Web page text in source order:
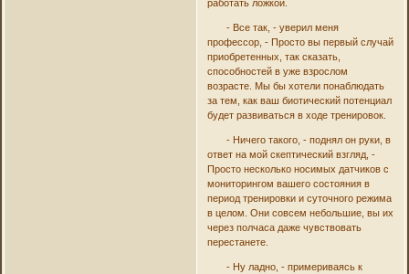
работать ложкой.
- Все так, - уверил меня
профессор, - Просто вы первый случай
приобретенных, так сказать,
способностей в уже взрослом
возрасте. Мы бы хотели понаблюдать
за тем, как ваш биотический потенциал
будет развиваться в ходе тренировок.
- Ничего такого, - поднял он руки, в
ответ на мой скептический взгляд, -
Просто несколько носимых датчиков с
мониторингом вашего состояния в
период тренировки и суточного режима
в целом. Они совсем небольшие, вы их
через полчаса даже чувствовать
перестанете.
- Ну ладно, - примериваясь к